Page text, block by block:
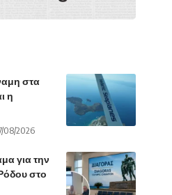
στα
η
08/2026
για την
στο